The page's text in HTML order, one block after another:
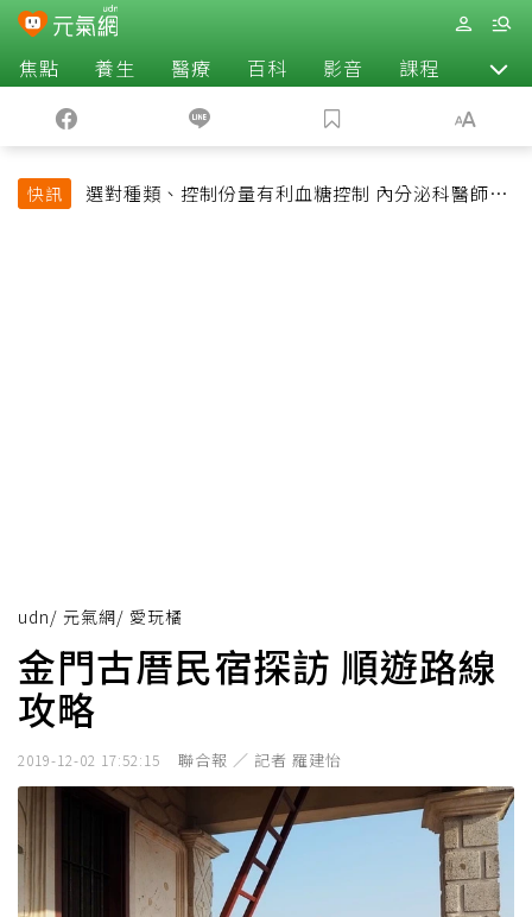
焦點 養生 醫療 百科 影音 課程 退休
快訊
選對種類、控制份量有利血糖控制 內分泌科醫師最
udn/ 元氣網/ 愛玩橘
金門古厝民宿探訪 順遊路線
攻略
2019-12-02 17:52:15 聯合報 ／ 記者 羅建怡